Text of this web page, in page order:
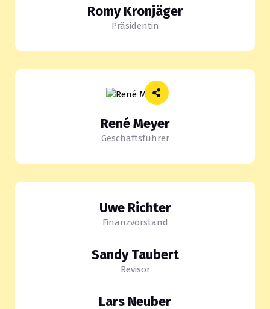
Romy Kronjäger
Präsidentin
René Meyer
Geschäftsführer
Uwe Richter
Finanzvorstand
Sandy Taubert
Revisor
Lars Neuber